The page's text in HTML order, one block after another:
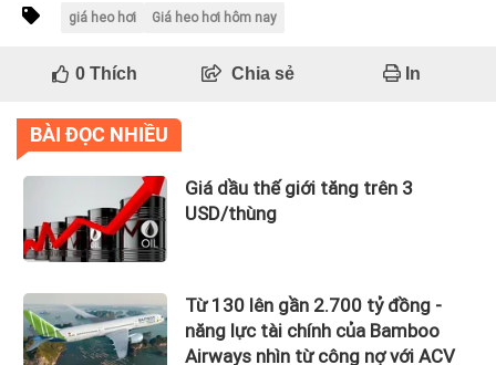
giá heo hơi Giá heo hơi hôm nay
0Thích Chia sẻ In
BÀI ĐỌC NHIỀU
Giá dầu thế giới tăng trên 3
USD/thùng
Từ 130 lên gần 2.700 tỷ đồng -
năng lực tài chính của Bamboo
Airways nhìn từ công nợ với ACV